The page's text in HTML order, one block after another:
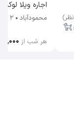
نظر) محمودآباد 2 خوابه
هر شب از